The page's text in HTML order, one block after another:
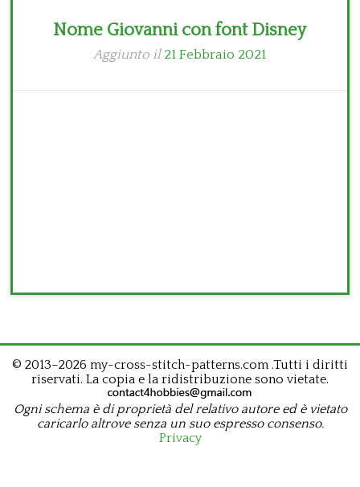
Nome Giovanni con font Disney
Aggiunto il 21 Febbraio 2021
© 2013–2026 my-cross-stitch-patterns.com .Tutti i diritti
riservati. La copia e la ridistribuzione sono vietate.
Ogni schema è di proprietà del relativo autore ed è vietato
caricarlo altrove senza un suo espresso consenso.
Privacy